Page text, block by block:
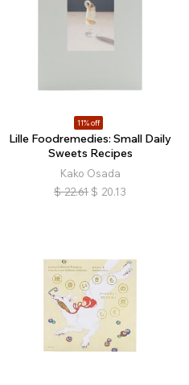
11% off
Lille Foodremedies: Small Daily
Sweets Recipes
Kako Osada
$ 22.61 $ 20.13